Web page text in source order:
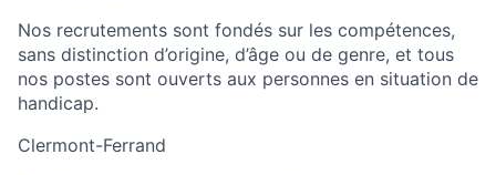
Nos recrutements sont fondés sur les compétences,
sans distinction d’origine, d’âge ou de genre, et tous
nos postes sont ouverts aux personnes en situation de
handicap.
Clermont-Ferrand